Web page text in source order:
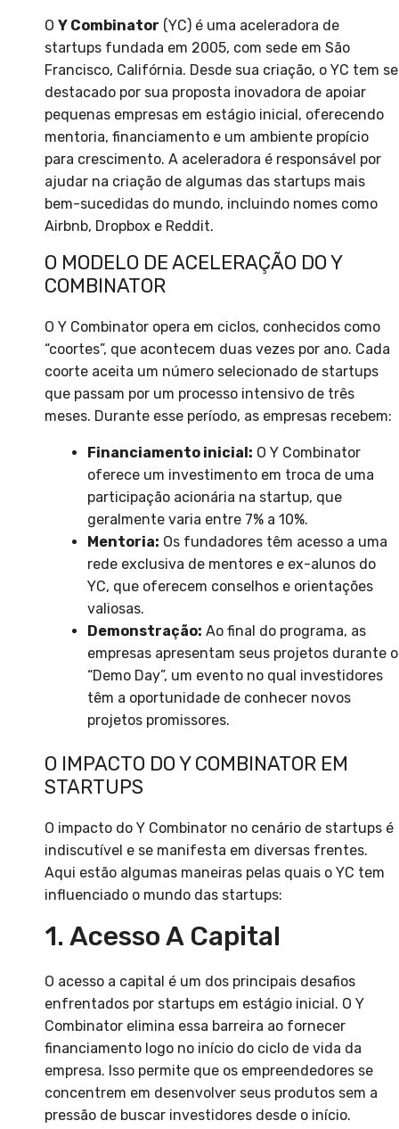
O Y Combinator (YC) é uma aceleradora de
startups fundada em 2005, com sede em São
Francisco, Califórnia. Desde sua criação, o YC tem se
destacado por sua proposta inovadora de apoiar
pequenas empresas em estágio inicial, oferecendo
mentoria, financiamento e um ambiente propício
para crescimento. A aceleradora é responsável por
ajudar na criação de algumas das startups mais
bem-sucedidas do mundo, incluindo nomes como
Airbnb, Dropbox e Reddit.
O MODELO DE ACELERAÇÃO DO Y
COMBINATOR
O Y Combinator opera em ciclos, conhecidos como
“coortes”, que acontecem duas vezes por ano. Cada
coorte aceita um número selecionado de startups
que passam por um processo intensivo de três
meses. Durante esse período, as empresas recebem:
Financiamento inicial: O Y Combinator
oferece um investimento em troca de uma
participação acionária na startup, que
geralmente varia entre 7% a 10%.
Mentoria: Os fundadores têm acesso a uma
rede exclusiva de mentores e ex-alunos do
YC, que oferecem conselhos e orientações
valiosas.
Demonstração: Ao final do programa, as
empresas apresentam seus projetos durante o
“Demo Day”, um evento no qual investidores
têm a oportunidade de conhecer novos
projetos promissores.
O IMPACTO DO Y COMBINATOR EM
STARTUPS
O impacto do Y Combinator no cenário de startups é
indiscutível e se manifesta em diversas frentes.
Aqui estão algumas maneiras pelas quais o YC tem
influenciado o mundo das startups:
1. Acesso A Capital
O acesso a capital é um dos principais desafios
enfrentados por startups em estágio inicial. O Y
Combinator elimina essa barreira ao fornecer
financiamento logo no início do ciclo de vida da
empresa. Isso permite que os empreendedores se
concentrem em desenvolver seus produtos sem a
pressão de buscar investidores desde o início.